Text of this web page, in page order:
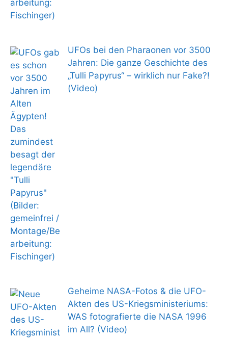
UFOs bei den Pharaonen vor 3500
Jahren: Die ganze Geschichte des
„Tulli Papyrus“ – wirklich nur Fake?!
(Video)
Geheime NASA-Fotos & die UFO-
Akten des US-Kriegsministeriums:
WAS fotografierte die NASA 1996
im All? (Video)